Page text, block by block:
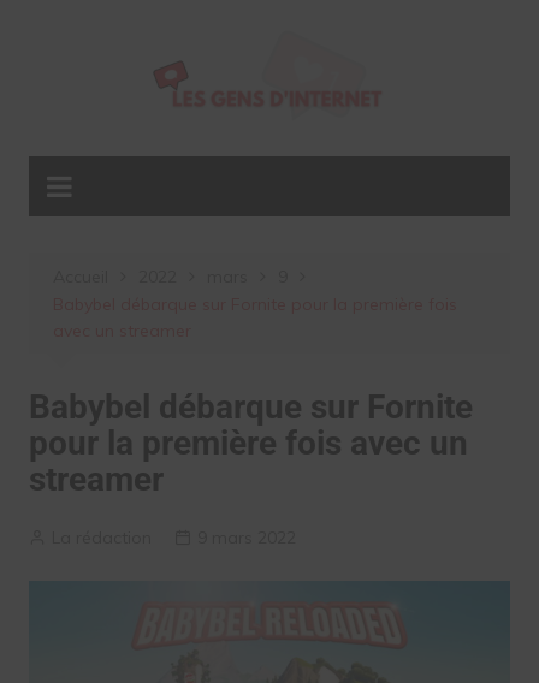
Babybel débarque sur Fornite
pour la première fois avec un
streamer